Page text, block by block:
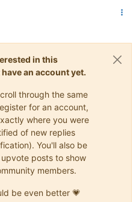
in this
an account yet.
through the same
for an account,
where you were
of new replies
You'll also be
posts to show
members.
be even better 💗